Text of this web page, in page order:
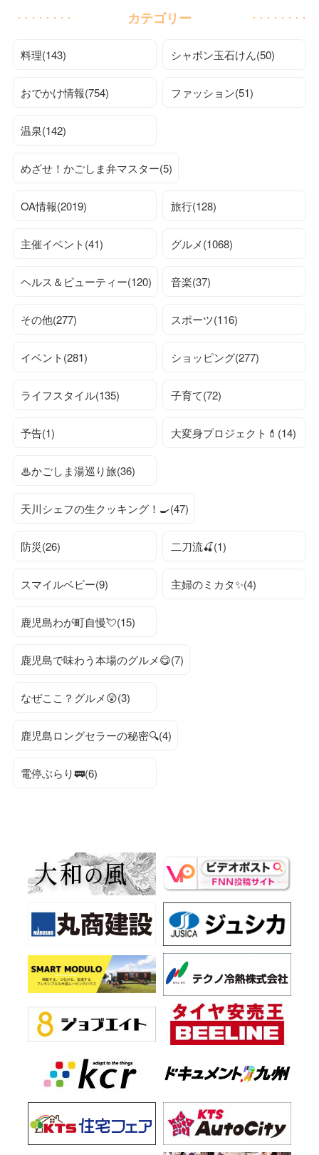
カテゴリー
料理(143) シャボン玉石けん(50)
おでかけ情報(754) ファッション(51)
温泉(142)
めざせ！かごしま弁マスター(5)
OA情報(2019) 旅行(128)
主催イベント(41) グルメ(1068)
ヘルス＆ビューティー(120) 音楽(37)
その他(277) スポーツ(116)
イベント(281) ショッピング(277)
ライフスタイル(135) 子育て(72)
予告(1) 大変身プロジェクト💄(14)
♨かごしま湯巡り旅(36)
天川シェフの生クッキング！🍳(47)
防災(26) 二刀流🍒(1)
スマイルベビー(9) 主婦のミカタ✨(4)
鹿児島わが町自慢💘(15)
鹿児島で味わう本場のグルメ😋(7)
なぜここ？グルメ😲(3)
鹿児島ロングセラーの秘密🔍(4)
電停ぶらり🚃(6)